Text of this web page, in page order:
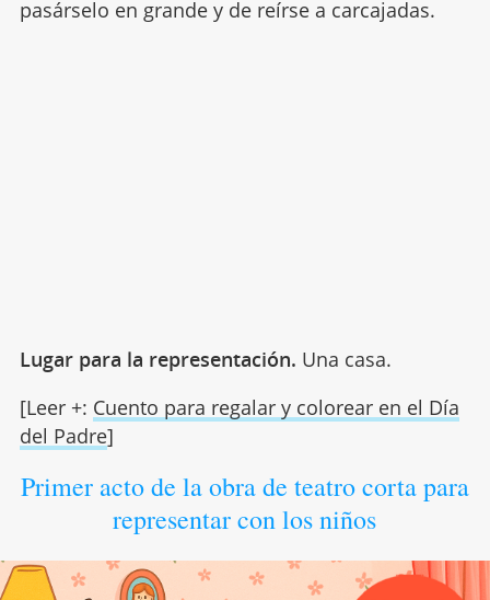
pasárselo en grande y de reírse a carcajadas.
Lugar para la representación. Una casa.
[Leer +: Cuento para regalar y colorear en el Día
del Padre]
Primer acto de la obra de teatro corta para
representar con los niños